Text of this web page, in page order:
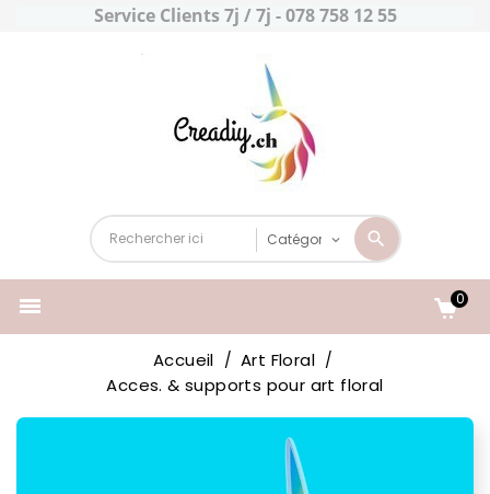
Service Clients 7j / 7j - 078 758 12 55
 0
Accueil
Art Floral
Acces. & supports pour art floral